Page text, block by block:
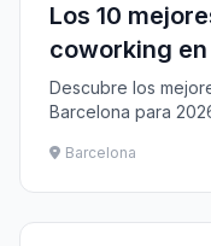
Los 10
coworking
Descubre los
Barcelona para
espacio ideal.
Barcelona